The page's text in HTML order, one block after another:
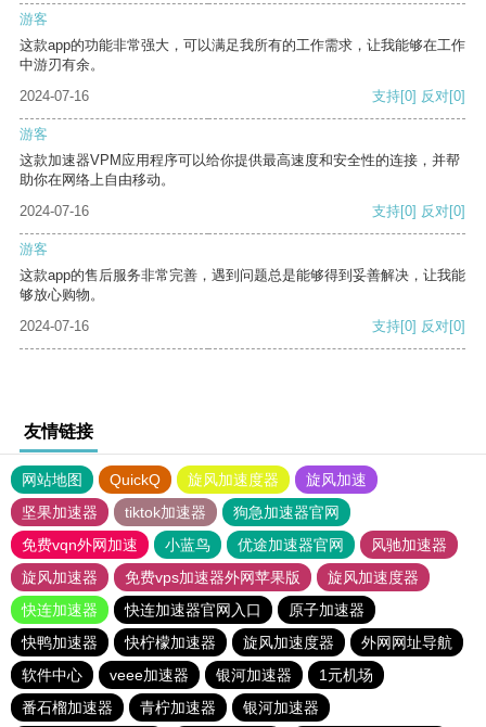
游客
这款app的功能非常强大，可以满足我所有的工作需求，让我能够在工作
中游刃有余。
2024-07-16
支持[0] 反对[0]
游客
这款加速器VPM应用程序可以给你提供最高速度和安全性的连接，并帮
助你在网络上自由移动。
2024-07-16
支持[0] 反对[0]
游客
这款app的售后服务非常完善，遇到问题总是能够得到妥善解决，让我能
够放心购物。
2024-07-16
支持[0] 反对[0]
友情链接
网站地图 QuickQ 旋风加速度器
旋风加速
坚果加速器
tiktok加速器
狗急加速器官网
免费vqn外网加速
小蓝鸟 优途加速器官网
风驰加速器
旋风加速器
免费vps加速器外网苹果版
旋风加速度器
快连加速器
快连加速器官网入口
原子加速器
快鸭加速器
快柠檬加速器 旋风加速度器
外网网址导航
软件中心
veee加速器 银河加速器
1元机场
番石榴加速器
青柠加速器 银河加速器